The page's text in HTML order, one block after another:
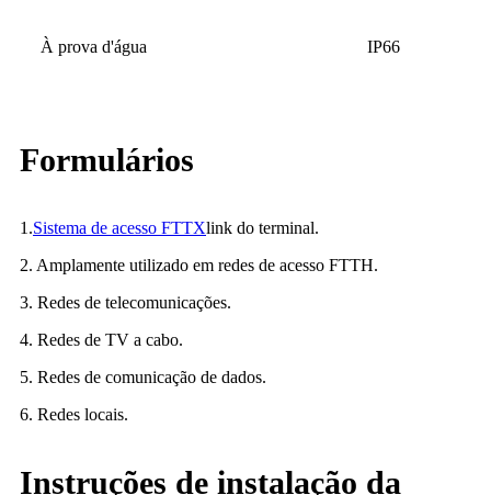
À prova d'água IP66
Formulários
1.Sistema de acesso FTTXlink do terminal.
2. Amplamente utilizado em redes de acesso FTTH.
3. Redes de telecomunicações.
4. Redes de TV a cabo.
5. Redes de comunicação de dados.
6. Redes locais.
Instruções de instalação da